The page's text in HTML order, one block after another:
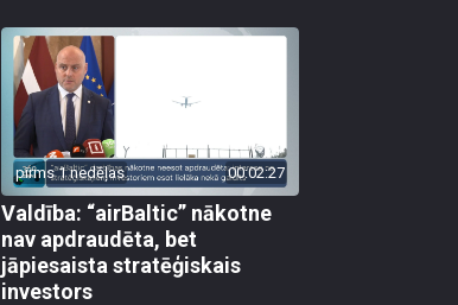
pirms 1 nedēļas 00:02:27
Valdība: “airBaltic” nākotne
nav apdraudēta, bet
jāpiesaista stratēģiskais
investors